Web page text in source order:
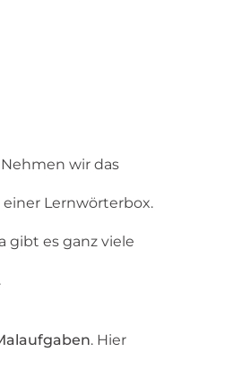
wir das
Lernwörterbox.
gibt es ganz viele
. Hier